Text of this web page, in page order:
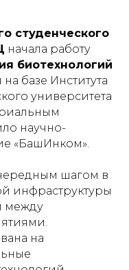
студенческого
начала работу
биотехнологий
на базе Института
университета
научно-
«БашИнком».
шагом в
инфраструктуры
между
на